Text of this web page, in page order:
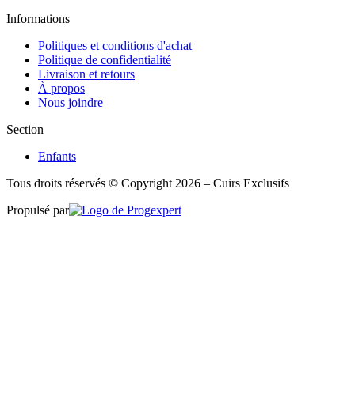
Informations
Politiques et conditions d'achat
Politique de confidentialité
Livraison et retours
À propos
Nous joindre
Section
Enfants
Tous droits réservés © Copyright 2026 – Cuirs Exclusifs
Propulsé par